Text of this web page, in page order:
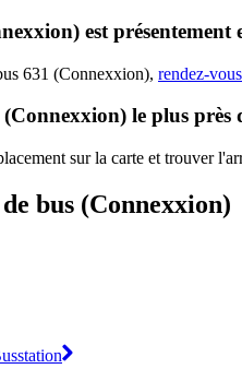
est présentement
631 (Connexxion), rendez-
le plus près
sur la carte et trouver
bus (Connexxion)